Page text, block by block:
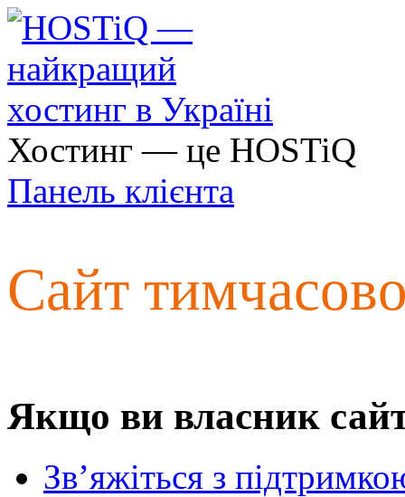
Хостинг — це HOSTiQ
Панель клієнта
Сайт
Якщо ви власник
Зв’яжіться з